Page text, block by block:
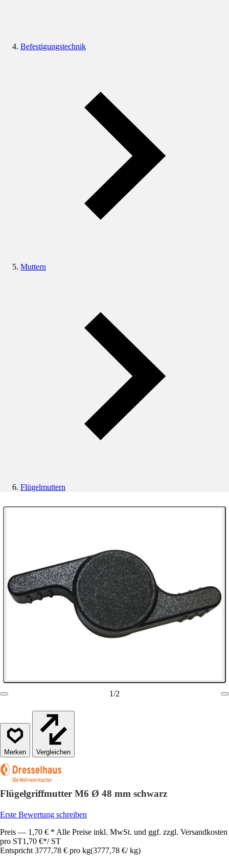
Befestigungstechnik
Muttern
Flügelmuttern
1/2
Vergleichen
Flügelgriffmutter M6 Ø 48 mm schwarz
Erste Bewertung schreiben
Preis — 1,70 € * Alle Preise inkl. MwSt. und ggf. zzgl. Versandkosten
pro ST1,70 €*/ ST
Entspricht 3777,78 € pro kg(3777,78 €/ kg)